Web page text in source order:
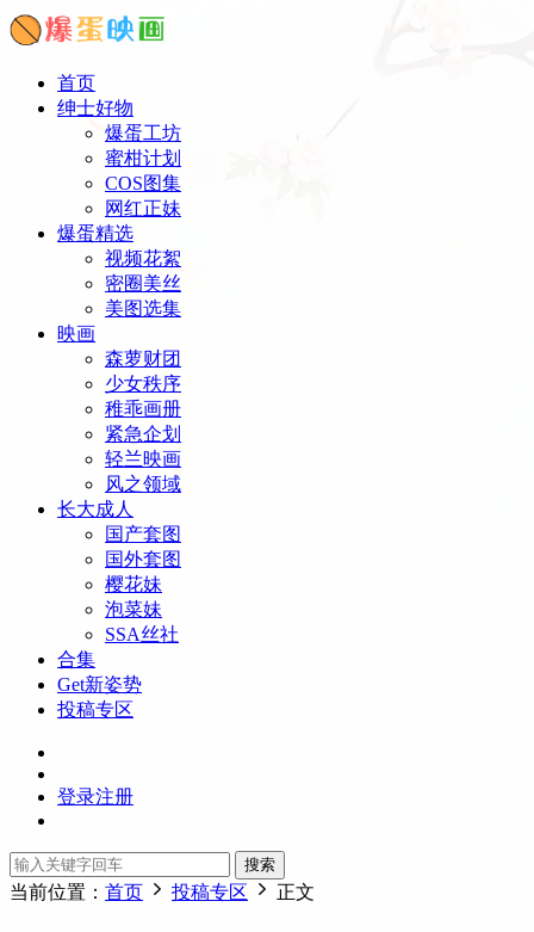
首页
绅士好物
爆蛋工坊
蜜柑计划
COS图集
网红正妹
爆蛋精选
视频花絮
密圈美丝
美图选集
映画
森萝财团
少女秩序
稚乖画册
紧急企划
轻兰映画
风之领域
长大成人
国产套图
国外套图
樱花妹
泡菜妹
SSA丝社
合集
Get新姿势
投稿专区
登录注册
搜索
当前位置： 首页 投稿专区 正文